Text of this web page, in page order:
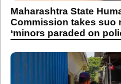
Maharashtra State
Commission takes suo
‘minors paraded on